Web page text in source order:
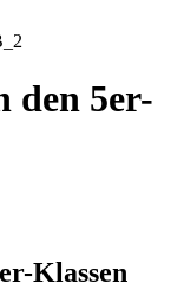
den 5er-
Klassen